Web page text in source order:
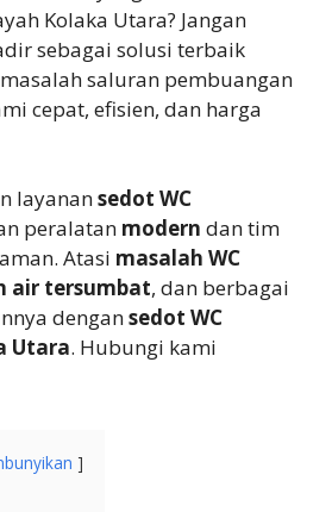
Kolaka Utara? Jangan
sebagai solusi terbaik
saluran pembuangan
cepat, efisien, dan harga
layanansedot WC
peralatan modern dan tim
Atasi masalah WC
air tersumbat, dan berbagai
dengansedot WC
Utara. Hubungi kami